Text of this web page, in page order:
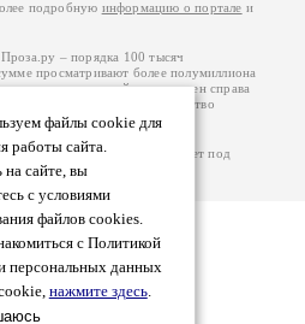
файлы cookie для
работы сайта.
на сайте, вы
с условиями
файлов cookies.
с Политикой
персональных данных
нажмите здесь.
подробную информацию о портале и
– порядка 100 тысяч
просматривают более полумиллиона
который расположен справа
указано по две цифры: количество
2000-2026. Портал работает под
.18+